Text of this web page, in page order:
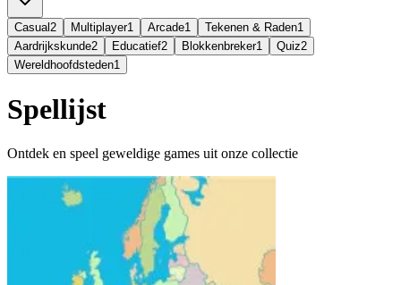
Casual 2 Multiplayer1 Arcade1 Tekenen & Raden1
Aardrijkskunde2 Educatief2 Blokkenbreker1 Quiz2
Wereldhoofdsteden1
Spellijst
Ontdek en speel geweldige games uit onze collectie